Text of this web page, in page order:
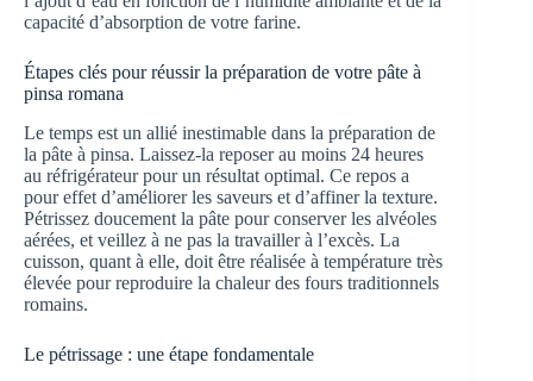
capacité d’absorption de votre farine.
Étapes clés pour réussir la préparation de votre pâte à
pinsa romana
Le temps est un allié inestimable dans la préparation de
la pâte à pinsa. Laissez-la reposer au moins 24 heures
au réfrigérateur pour un résultat optimal. Ce repos a
pour effet d’améliorer les saveurs et d’affiner la texture.
Pétrissez doucement la pâte pour conserver les alvéoles
aérées, et veillez à ne pas la travailler à l’excès. La
cuisson, quant à elle, doit être réalisée à température très
élevée pour reproduire la chaleur des fours traditionnels
romains.
Le pétrissage : une étape fondamentale